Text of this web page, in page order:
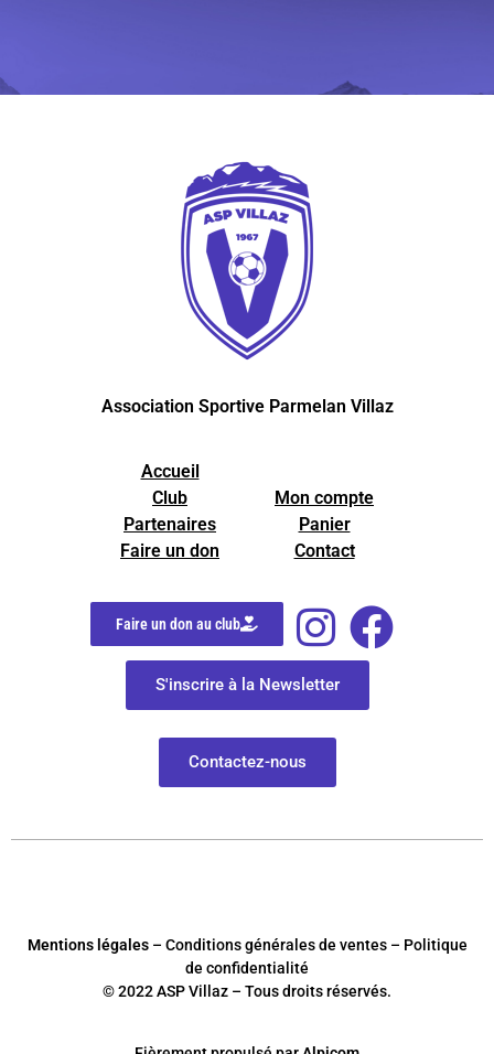
Association Sportive Parmelan Villaz
Accueil
Club
Partenaires
Faire un don
Mon compte
Panier
Contact
Faire un don au club
S'inscrire à la Newsletter
Contactez-nous
Mentions légales– Conditions générales de ventes – Politique
de confidentialité
© 2022 ASP Villaz – Tous droits réservés.